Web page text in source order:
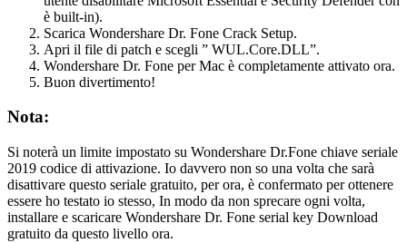
è built-in).
Scarica Wondershare Dr. Fone Crack Setup.
Apri il file di patch e scegli ” WUL.Core.DLL”.
Wondershare Dr. Fone per Mac è completamente attivato ora.
Buon divertimento!
Nota:
Si noterà un limite impostato su Wondershare Dr.Fone chiave seriale
2019 codice di attivazione. Io davvero non so una volta che sarà
disattivare questo seriale gratuito, per ora, è confermato per ottenere
essere ho testato io stesso, In modo da non sprecare ogni volta,
installare e scaricare Wondershare Dr. Fone serial key Download
gratuito da questo livello ora.